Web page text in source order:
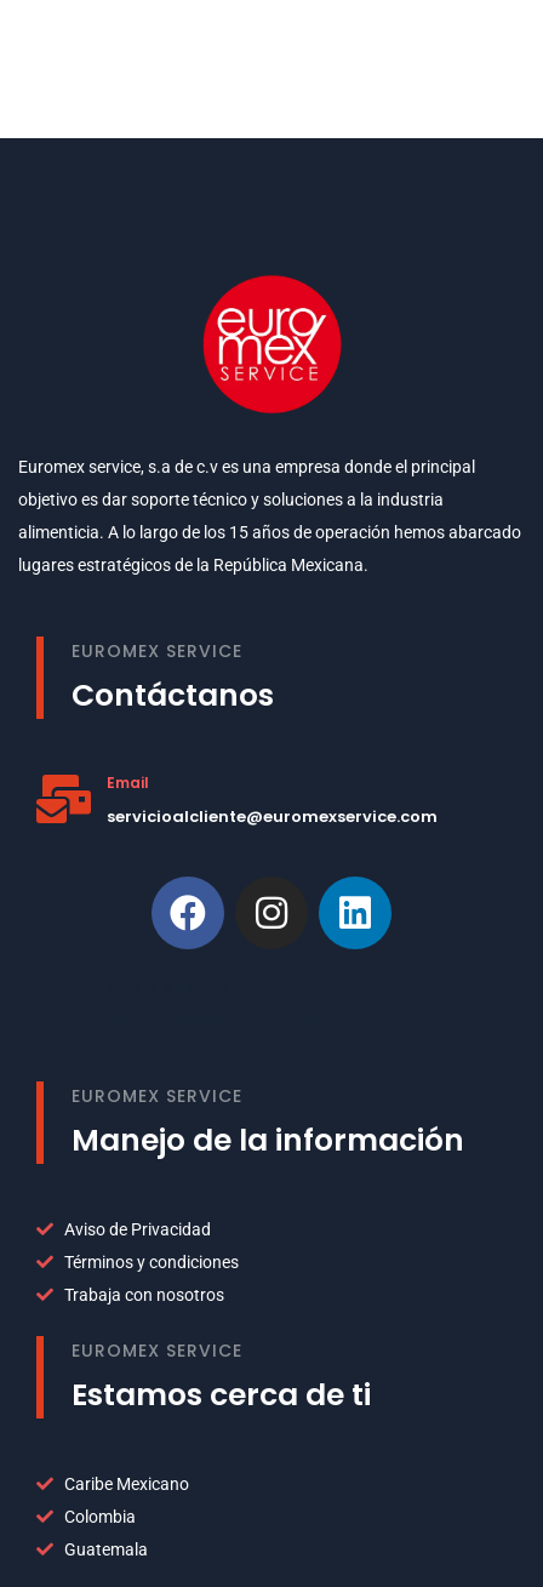
Euromex service, s.a de c.v es una empresa donde el principal
objetivo es dar soporte técnico y soluciones a la industria
alimenticia. A lo largo de los 15 años de operación hemos abarcado
lugares estratégicos de la República Mexicana.
EUROMEX SERVICE
Contáctanos
Email
servicioalcliente@euromexservice.com
EUROMEX SERVICE
Manejo de la información
Aviso de Privacidad
Términos y condiciones
Trabaja con nosotros
EUROMEX SERVICE
Estamos cerca de ti
Caribe Mexicano
Colombia
Guatemala